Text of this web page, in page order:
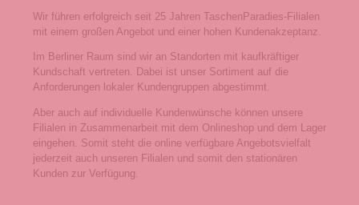
Wir führen erfolgreich seit 25 Jahren TaschenParadies-Filialen
mit einem großen Angebot und einer hohen Kundenakzeptanz.
Im Berliner Raum sind wir an Standorten mit kaufkräftiger
Kundschaft vertreten. Dabei ist unser Sortiment auf die
Anforderungen lokaler Kundengruppen abgestimmt.
Aber auch auf individuelle Kundenwünsche können unsere
Filialen in Zusammenarbeit mit dem Onlineshop und dem Lager
eingehen. Somit steht die online verfügbare Angebotsvielfalt
jederzeit auch unseren Filialen und somit den stationären
Kunden zur Verfügung.